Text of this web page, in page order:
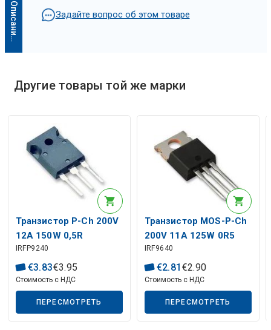
О
п
и
с
а
н
и
е
и
с
к
у
с
с
т
в
е
н
н
о
г
о
и
н
т
е
л
л
е
к
т
а
Описание искусственного интеллекта
Задайте вопрос об этом товаре
Другие товары той же марки
Транзистор P-Ch 200V
12A 150W 0,5R
TO247AC
IRFP9240
€3.83€3.95
Стоимость с НДС
ПЕРЕСМОТРЕТЬ
Транзистор MOS-P-Ch
200V 11A 125W 0R5
IRF9640
€2.81 €2.90
Стоимость с НДС
ПЕРЕСМОТРЕТЬ